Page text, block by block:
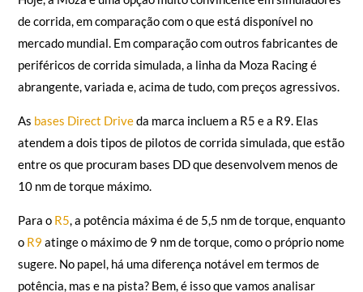
Hoje, a Moza é uma opção muito convincente em simuladores
de corrida, em comparação com o que está disponível no
mercado mundial. Em comparação com outros fabricantes de
abrangente, variada e, acima de tudo, com preços agressivos.
As
da marca incluem a R5 e a R9. Elas
atendem a dois tipos de pilotos de corrida simulada, que estão
10 nm de torque máximo.
R5
, a potência máxima é de 5,5 nm de torque, enquanto
R9 atinge o máximo de 9 nm de torque, como o próprio nome